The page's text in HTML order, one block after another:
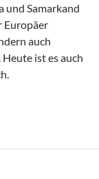
und Samarkand
Europäer
auch
ist es auch
Aufbruch